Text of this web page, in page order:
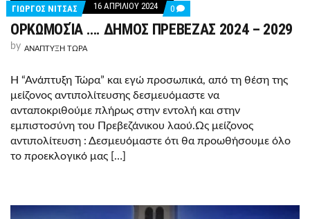
ΓΙΩΡΓΟΣ ΝΙΤΣΑΣ 16 ΑΠΡΙΛΊΟΥ 2024 0 COMMENTS
ON
ΟΡΚΩΜΟΣΊΑ
–
2029
ΟΡΚΩΜΟΣΊΑ …. ΔΗΜΟΣ ΠΡΕΒΕΖΑΣ 2024 – 2029
by ΑΝΑΠΤΥΞΗ ΤΩΡΑ
Η “Ανάπτυξη Τώρα” και εγώ προσωπικά, από τη θέση της
μείζονος αντιπολίτευσης δεσμευόμαστε να
ανταποκριθούμε πλήρως στην εντολή και στην
εμπιστοσύνη του Πρεβεζάνικου λαού.Ως μείζονος
αντιπολίτευση : Δεσμευόμαστε ότι θα προωθήσουμε όλο
το προεκλογικό μας […]